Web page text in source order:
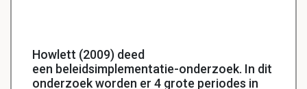
Howlett (2009) deed
een beleidsimplementatie-onderzoek. In dit
onderzoek worden er 4 grote periodes in